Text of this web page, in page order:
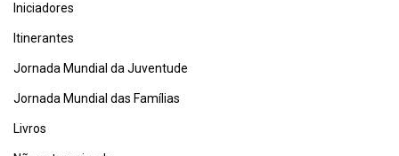
Iniciadores
Itinerantes
Jornada Mundial da Juventude
Jornada Mundial das Famílias
Livros